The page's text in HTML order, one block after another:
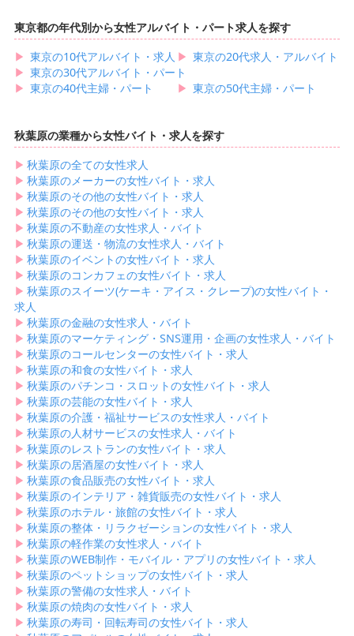
東京都の年代別から女性アルバイト・パート求人を探す
▶︎ 東京の10代アルバイト・求人 ▶︎ 東京の20代求人・アルバイト
▶︎ 東京の30代アルバイト・パート
▶︎ 東京の40代主婦・パート ▶︎ 東京の50代主婦・パート
秋葉原の業種から女性バイト・求人を探す
▶︎ 秋葉原の全ての女性求人
▶︎ 秋葉原のメーカーの女性バイト・求人
▶︎ 秋葉原のその他の女性バイト・求人
▶︎ 秋葉原のその他の女性バイト・求人
▶︎ 秋葉原の不動産の女性求人・バイト
▶︎ 秋葉原の運送・物流の女性求人・バイト
▶︎ 秋葉原のイベントの女性バイト・求人
▶︎ 秋葉原のコンカフェの女性バイト・求人
▶︎ 秋葉原のスイーツ(ケーキ・アイス・クレープ)の女性バイト・
求人
▶︎ 秋葉原の金融の女性求人・バイト
▶︎ 秋葉原のマーケティング・SNS運用・企画の女性求人・バイト
▶︎ 秋葉原のコールセンターの女性バイト・求人
▶︎ 秋葉原の和食の女性バイト・求人
▶︎ 秋葉原のパチンコ・スロットの女性バイト・求人
▶︎ 秋葉原の芸能の女性バイト・求人
▶︎ 秋葉原の介護・福祉サービスの女性求人・バイト
▶︎ 秋葉原の人材サービスの女性求人・バイト
▶︎ 秋葉原のレストランの女性バイト・求人
▶︎ 秋葉原の居酒屋の女性バイト・求人
▶︎ 秋葉原の食品販売の女性バイト・求人
▶︎ 秋葉原のインテリア・雑貨販売の女性バイト・求人
▶︎ 秋葉原のホテル・旅館の女性バイト・求人
▶︎ 秋葉原の整体・リラクゼーションの女性バイト・求人
▶︎ 秋葉原の軽作業の女性求人・バイト
▶︎ 秋葉原のWEB制作・モバイル・アプリの女性バイト・求人
▶︎ 秋葉原のペットショップの女性バイト・求人
▶︎ 秋葉原の警備の女性求人・バイト
▶︎ 秋葉原の焼肉の女性バイト・求人
▶︎ 秋葉原の寿司・回転寿司の女性バイト・求人